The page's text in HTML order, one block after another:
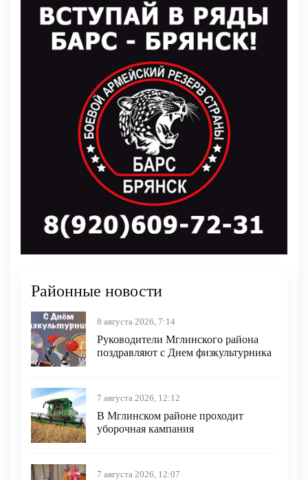
Районные новости
8 августа 2026, 7:14
Руководители Мглинского района
поздравляют с Днем физкультурника
7 августа 2026, 12:12
В Мглинском районе проходит
уборочная кампания
7 августа 2026, 12:07